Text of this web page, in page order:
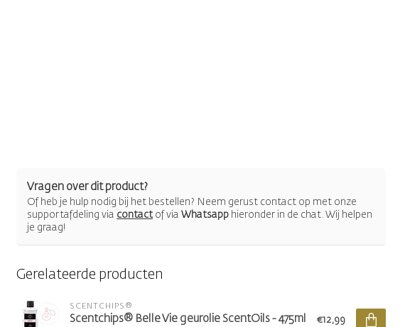
Vragen over dit product?
Of heb je hulp nodig bij het bestellen? Neem gerust contact op met onze
supportafdeling via contactof via Whatsapp hieronder in de chat. Wij helpen
je graag!
Gerelateerde producten
SCENTCHIPS®
Scentchips® Belle Vie geurolie ScentOils - 475ml €12,99